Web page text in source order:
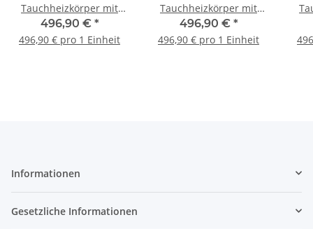
Tauchheizkörper mit
Schütz 1,0 kW 012-4441
496,90 € *
496,90 € pro 1 Einheit
Tauchheizkörper mit
Schütz 1,5 kW 012-4442
496,90 € *
496,90 € pro 1 Einheit
Informationen
Gesetzliche Informationen